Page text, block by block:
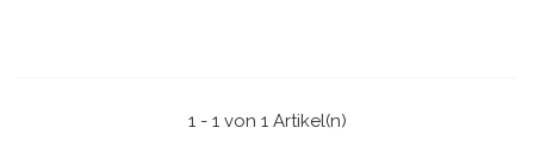
1 - 1 von 1 Artikel(n)